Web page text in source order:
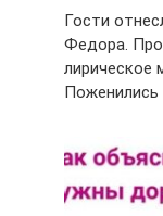
Гости
Федора.
лирическое